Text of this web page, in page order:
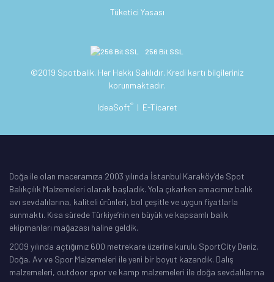
Tüketici Yasası
256 Bit SSL
©2019 Spotbalik. Her Hakkı Saklıdır. Kredi kartı bilgileriniz
korunmaktadır.
IdeaSoft® | E-Ticaret
Doğa ile olan maceramıza 2003 yılında İstanbul Karaköy’de Spot
Balıkçılık Malzemeleri olarak başladık. Yola çıkarken amacımız balık
avı sevdalılarına, kaliteli ürünleri, bol çeşitle ve uygun fiyatlarla
sunmaktı. Kısa sürede Türkiye’nin en büyük ve kapsamlı balık
ekipmanları mağazası haline geldik.
2009 yılında açtığımız 600 metrekare üzerine kurulu SportCity Deniz,
Doğa, Av ve Spor Malzemeleri ile yeni bir boyut kazandık. Dalış
malzemeleri, outdoor spor ve kamp malzemeleri ile doğa sevdalılarına